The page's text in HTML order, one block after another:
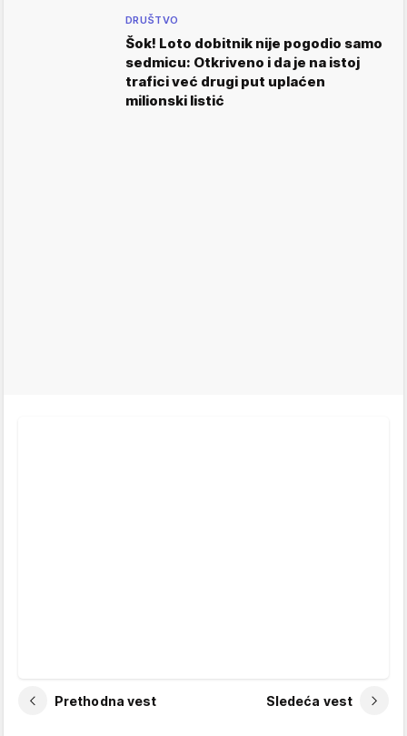
DRUŠTVO
Šok! Loto dobitnik nije pogodio samo
sedmicu: Otkriveno i da je na istoj
trafici već drugi put uplaćen
milionski listić
Prethodna vest Sledeća vest